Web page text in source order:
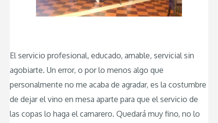
El servicio profesional, educado, amable, servicial sin
agobiarte. Un error, o por lo menos algo que
personalmente no me acaba de agradar, es la costumbre
de dejar el vino en mesa aparte para que el servicio de
las copas lo haga el camarero. Quedará muy fino, no lo